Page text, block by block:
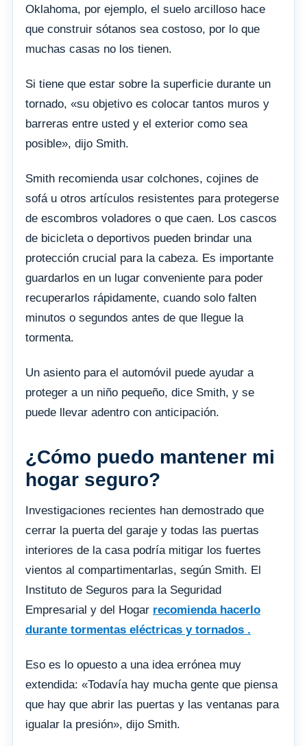
Oklahoma, por ejemplo, el suelo arcilloso hace
que construir sótanos sea costoso, por lo que
muchas casas no los tienen.
Si tiene que estar sobre la superficie durante un
tornado, «su objetivo es colocar tantos muros y
barreras entre usted y el exterior como sea
posible», dijo Smith.
Smith recomienda usar colchones, cojines de
sofá u otros artículos resistentes para protegerse
de escombros voladores o que caen. Los cascos
de bicicleta o deportivos pueden brindar una
protección crucial para la cabeza. Es importante
guardarlos en un lugar conveniente para poder
recuperarlos rápidamente, cuando solo falten
minutos o segundos antes de que llegue la
tormenta.
Un asiento para el automóvil puede ayudar a
proteger a un niño pequeño, dice Smith, y se
puede llevar adentro con anticipación.
¿Cómo puedo mantener mi
hogar seguro?
Investigaciones recientes han demostrado que
cerrar la puerta del garaje y todas las puertas
interiores de la casa podría mitigar los fuertes
vientos al compartimentarlas, según Smith. El
Instituto de Seguros para la Seguridad
Empresarial y del Hogar recomienda hacerlo
durante tormentas eléctricas y tornados .
Eso es lo opuesto a una idea errónea muy
extendida: «Todavía hay mucha gente que piensa
que hay que abrir las puertas y las ventanas para
igualar la presión», dijo Smith.